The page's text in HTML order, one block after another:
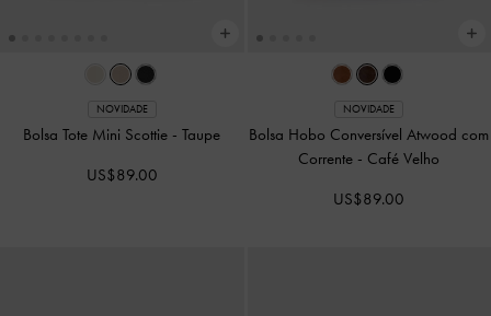
NOVIDADE
Bolsa de Ombro Aislin
US$86.00
NOVIDADE
Bolsa Tote Lillith com Cordão de
Ajuste-Preto
US$96.00